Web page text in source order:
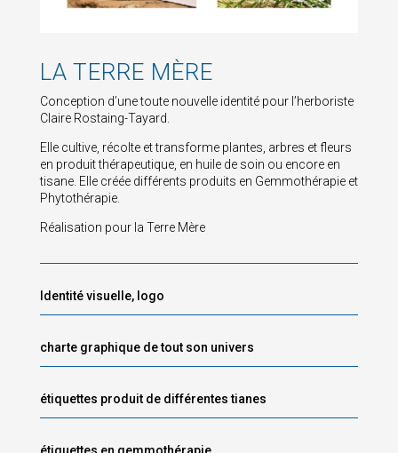
LA TERRE MÈRE
Conception d’une toute nouvelle identité pour l’herboriste
Claire Rostaing-Tayard.
Elle cultive, récolte et transforme plantes, arbres et fleurs
en produit thérapeutique, en huile de soin ou encore en
tisane. Elle créée différents produits en Gemmothérapie et
Phytothérapie.
Réalisation pour la Terre Mère
Identité visuelle, logo
charte graphique de tout son univers
étiquettes produit de différentes tianes